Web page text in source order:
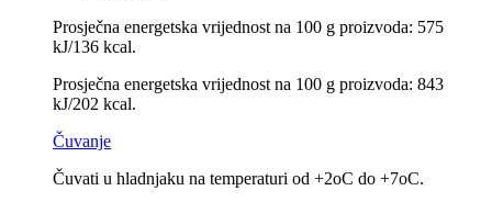
Prosječna energetska vrijednost na 100 g proizvoda: 575
kJ/136 kcal.
Prosječna energetska vrijednost na 100 g proizvoda: 843
kJ/202 kcal.
Čuvanje
Čuvati u hladnjaku na temperaturi od +2oC do +7oC.